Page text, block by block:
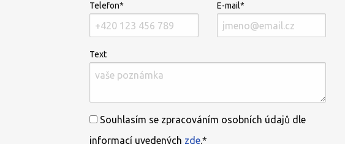
Telefon* E-mail*
Text
Souhlasím se zpracováním osobních údajů dle
informací uvedených zde.*